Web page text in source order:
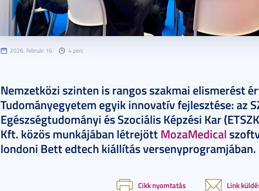
2026. február 16. 4 perc
Nemzetközi szinten is rangos szakmai elismerést
Tudományegyetem egyik innovatív fejlesztése: az
Egészségtudományi és Szociális Képzési Kar
Kft. közös munkájában létrejöttMozaMedical
londoni Bett edtech kiállítás versenyprogramjában.
Cikk nyomtatás Link